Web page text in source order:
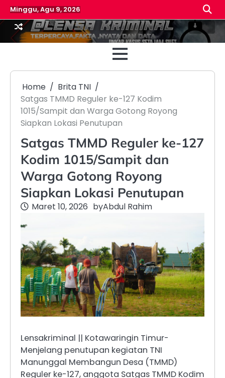
Skip
to
content
Minggu, Agu 9, 2026
Beranda
Home
Brita TNI
Satgas TMMD Reguler ke-127 Kodim
1015/Sampit dan Warga Gotong Royong
Siapkan Lokasi Penutupan
Satgas TMMD Reguler ke-127
Kodim 1015/Sampit dan
Warga Gotong Royong
Siapkan Lokasi Penutupan
Maret 10, 2026 byAbdul Rahim
Lensakriminal || Kotawaringin Timur-
Menjelang penutupan kegiatan TNI
Manunggal Membangun Desa (TMMD)
Reguler ke-127, anggota Satgas TMMD Kodim